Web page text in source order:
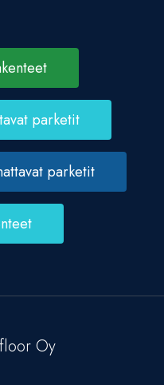
parketit
parketit
Oy